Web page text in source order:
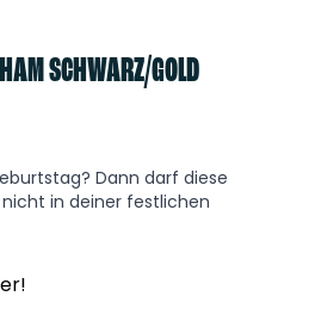
SCHWARZ/GOLD
Dann darf diese
in deiner festlichen